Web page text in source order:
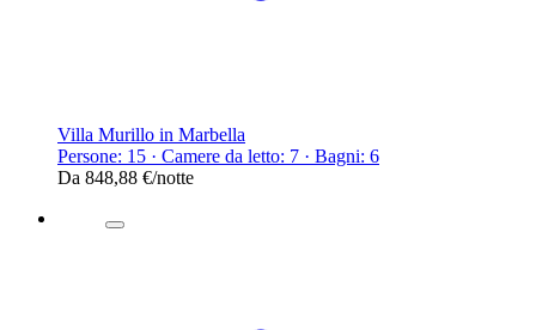
Villa Murillo in Marbella
Persone: 15 · Camere da letto: 7 · Bagni: 6
Da 848,88 €/notte